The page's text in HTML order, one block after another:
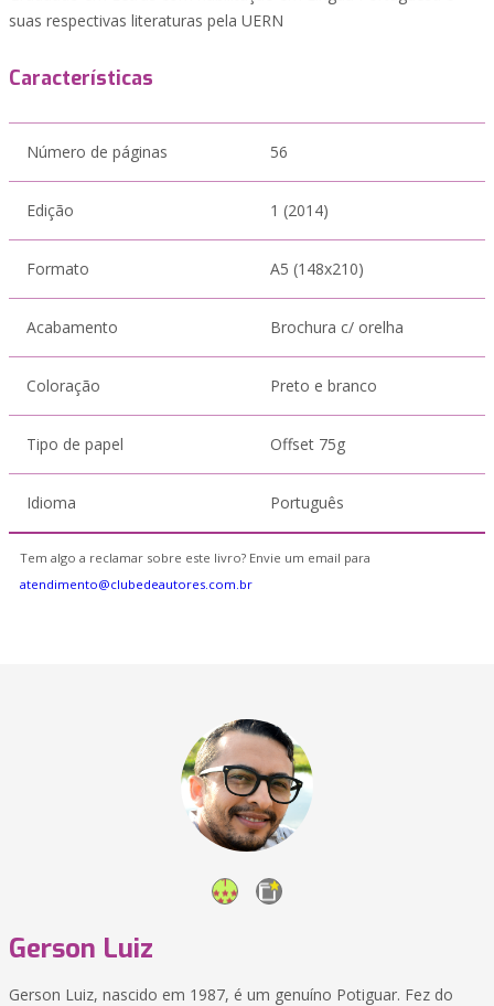
suas respectivas literaturas pela UERN
Características
Número de páginas 56
Edição 1 (2014)
Formato A5 (148x210)
Acabamento Brochura c/ orelha
Coloração Preto e branco
Tipo de papel Offset 75g
Idioma Português
Tem algo a reclamar sobre este livro? Envie um email para
atendimento@clubedeautores.com.br
Gerson Luiz
Gerson Luiz, nascido em 1987, é um genuíno Potiguar. Fez do